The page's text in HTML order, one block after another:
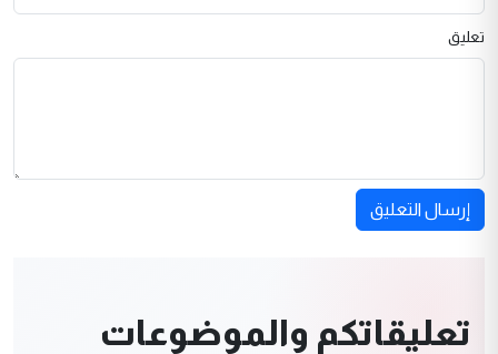
تعليق
إرسال التعليق
تعليقاتكم والموضوعات